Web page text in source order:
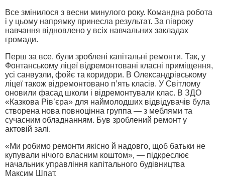
Все змінилося з весни минулого року. Командна робота
і у цьому напрямку принесла результат. За півроку
навчання відновлено у всіх навчальних закладах
громади.
Перш за все, були зроблені капітальні ремонти. Так, у
Фонтанському ліцеї відремонтовані класні приміщення,
усі санвузли, фойє та коридори. В Олександрівському
ліцеї також відремонтовано п’ять класів. У Світлому
оновили фасад школи і відремонтували клас. В ЗДО
«Казкова Рів’єра» для наймолодших відвідувачів була
створена нова повноцінна группа — з меблями та
сучасним обладнанням. Був зроблений ремонт у
актовій залі.
«Ми робимо ремонти якісно й надовго, щоб батьки не
купували нічого власним коштом», — підкреслює
начальник управління капітального будівництва
Максим Шпат.